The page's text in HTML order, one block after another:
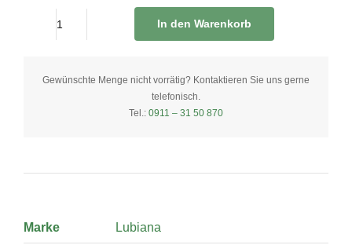
33
In den Warenkorb
Gewünschte Menge nicht vorrätig? Kontaktieren Sie uns gerne
telefonisch.
Tel.: 0911 – 31 50 870
Marke Lubiana